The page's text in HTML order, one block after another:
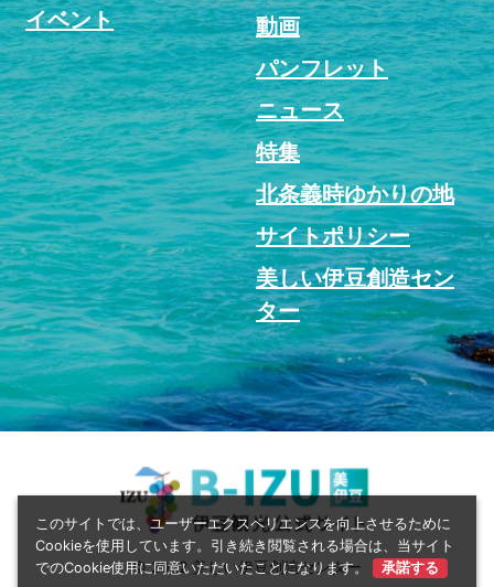
このサイトでは、ユーザーエクスペリエンスを向上させるために
Cookieを使用しています。引き続き閲覧される場合は、当サイト
でのCookie使用に同意いただいたことになります。
承諾する
イベント
動画
パンフレット
ニュース
特集
北条義時ゆかりの地
サイトポリシー
美しい伊豆創造セン
ター
© 2022 美しい伊豆創造センター